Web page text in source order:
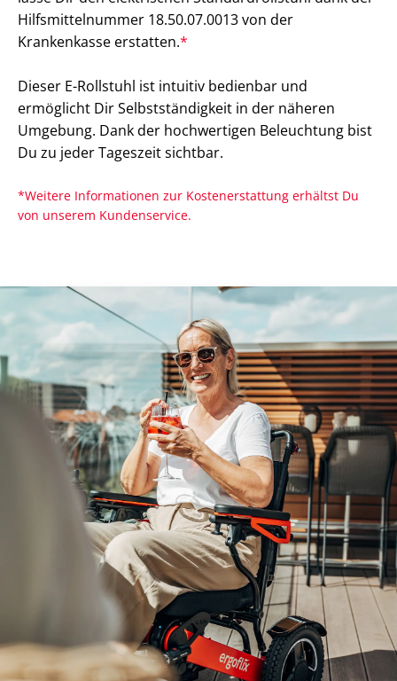
Hilfsmittelnummer 18.50.07.0013 von der
Krankenkasse erstatten.*
Dieser E-Rollstuhl ist intuitiv bedienbar und
ermöglicht Dir Selbstständigkeit in der näheren
Umgebung. Dank der hochwertigen Beleuchtung bist
Du zu jeder Tageszeit sichtbar.
*Weitere Informationen zur Kostenerstattung erhältst Du
von unserem Kundenservice.